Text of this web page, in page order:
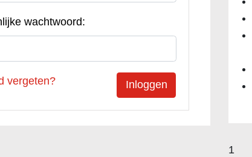
wachtwoord:
vergeten?
1